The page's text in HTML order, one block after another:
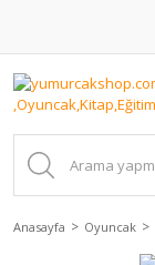
Anasayfa Oyuncak